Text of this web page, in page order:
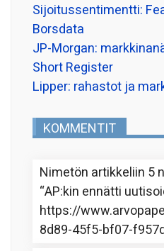
Sijoitussentimentti:
Borsdata
JP-Morgan:
Short Register
Lipper: rahastot ja
KOMMENTIT
Nimetön artikkeliin 5
“AP:kin ennätti
https://
8d89-45f5-bf07-